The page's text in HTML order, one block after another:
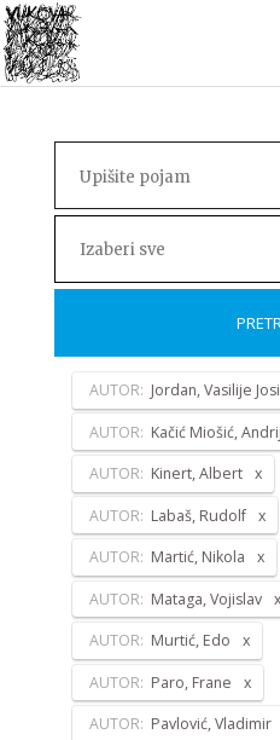
Izaberi sve
AUTOR: Jordan, Vasilije
AUTOR: Kačić Miošić,
AUTOR: Kinert, Albert
AUTOR: Labaš, Rudolf
AUTOR: Martić, Nikola
AUTOR: Mataga, Vojislav
AUTOR: Murtić, Edo
AUTOR: Paro, Frane
AUTOR: Pavlović, Vladimir